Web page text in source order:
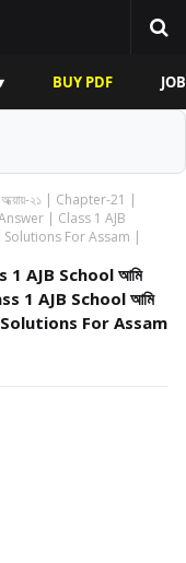
BUY PDF
অধ্য়ায়-২১ | Chapter-21 |
| Class 1 AJB
Solutions For Assam |
1 AJB School আমি
1 AJB School আমি
Solutions For Assam